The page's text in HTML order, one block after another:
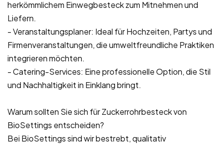
herkömmlichem Einwegbesteck zum Mitnehmen und
Liefern.
- Veranstaltungsplaner: Ideal für Hochzeiten, Partys und
Firmenveranstaltungen, die umweltfreundliche Praktiken
integrieren möchten.
- Catering-Services: Eine professionelle Option, die Stil
und Nachhaltigkeit in Einklang bringt.
Warum sollten Sie sich für Zuckerrohrbesteck von
BioSettings entscheiden?
Bei BioSettings sind wir bestrebt, qualitativ